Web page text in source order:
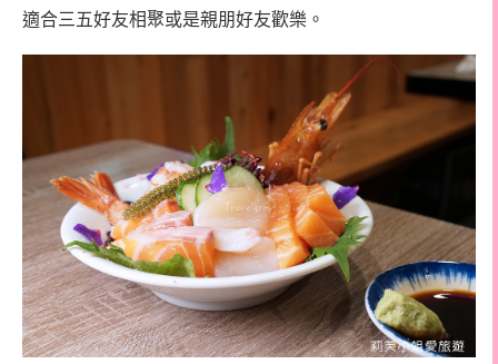
適合三五好友相聚或是親朋好友歡樂。